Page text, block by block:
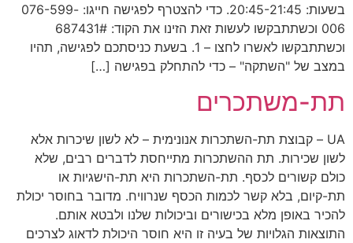
בשעות: 20:45-21:45. כדי להצטרף לפגישה חייגו: 076-599-
006 וכשתתבקשו לעשות זאת הזינו את הקוד: 687431#
וכשתתבקשו לאשרו לחצו – 1. בשעת כניסתכם לפגישה, תהיו
במצב של "השתקה" – כדי להתחלק בפגישה […]
תת-משתכרים
UA – קבוצת תת-השתכרות אנונימית – לא לשון שיכרות אלא
לשון שכירות. תת ההשתכרות מתייחסת לדברים רבים, שלא
כולם קשורים לכסף. תת-השתכרות היא תת-הישגיות או
תת-קיום, בלא קשר לכמות הכסף שנרוויח. מדובר בחוסר יכולת
להכיר באופן מלא בכישורים וביכולות שלנו ולבטא אותם.
התוצאות הגלויות של בעיה זו היא חוסר היכולת לדאוג לצרכים